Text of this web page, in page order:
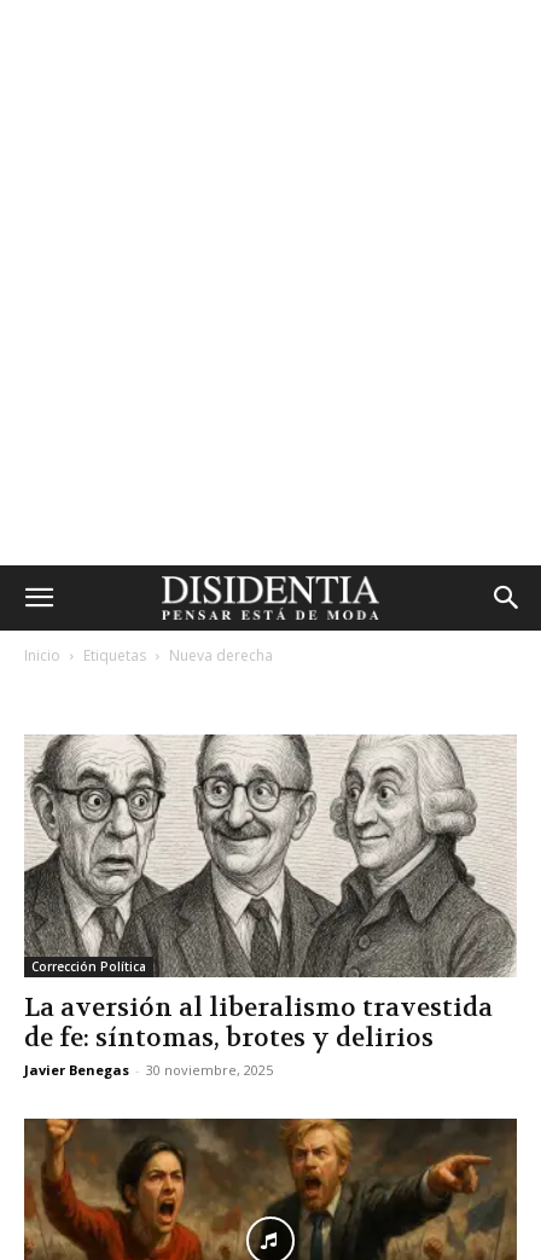
Inicio Etiquetas Nueva derecha
Corrección Política
La aversión al liberalismo travestida
de fe: síntomas, brotes y delirios
Javier Benegas - 30 noviembre, 2025